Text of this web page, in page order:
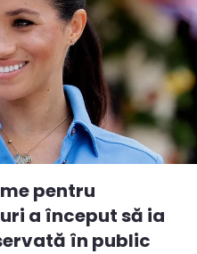
pentru
a început să ia
în public